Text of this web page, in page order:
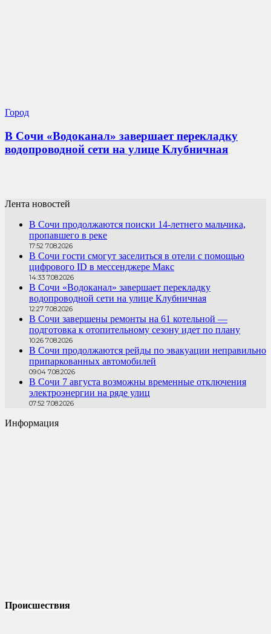
Город
В Сочи «Водоканал» завершает перекладку
водопроводной сети на улице Клубничная
Лента новостей
В Сочи продолжаются поиски 14-летнего мальчика,
пропавшего в реке
17:52 7.08.2026
В Сочи гости смогут заселиться в отели с помощью
цифрового ID в мессенджере Макс
14:33 7.08.2026
В Сочи «Водоканал» завершает перекладку
водопроводной сети на улице Клубничная
12:27 7.08.2026
В Сочи завершены ремонты на 61 котельной —
подготовка к отопительному сезону идет по плану
10:26 7.08.2026
В Сочи продолжаются рейды по эвакуации неправильно
припаркованных автомобилей
09:04 7.08.2026
В Сочи 7 августа возможны временные отключения
электроэнергии на ряде улиц
07:52 7.08.2026
Информация
Происшествия